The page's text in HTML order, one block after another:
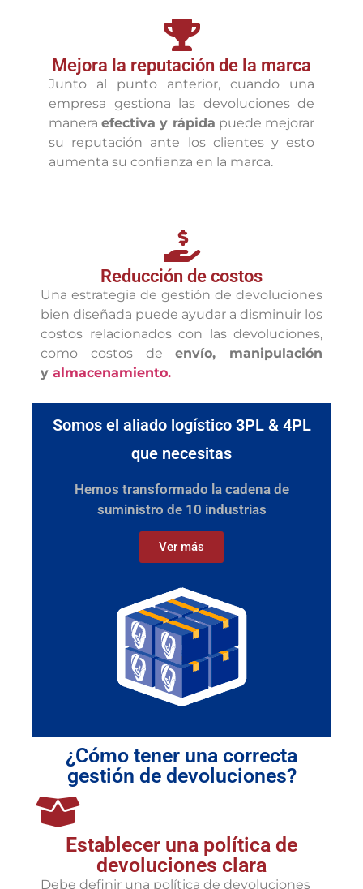
Mejora la reputación de la marca
Junto al punto anterior, cuando una
empresa gestiona las devoluciones de
maneraefectiva y rápida puede mejorar
su reputación ante los clientes y esto
aumenta su confianza en la marca.
Reducción de costos
Una estrategia de gestión de devoluciones
bien diseñada puede ayudar a disminuir los
costos relacionados con las devoluciones,
como costos deenvío, manipulación
y almacenamiento.
Somos el aliado logístico 3PL & 4PL
que necesitas
Hemos transformado la cadena de
suministro de 10 industrias
Ver más
¿Cómo tener una correcta
gestión de devoluciones?
Establecer una política de
devoluciones clara
Debe definir una política de devoluciones